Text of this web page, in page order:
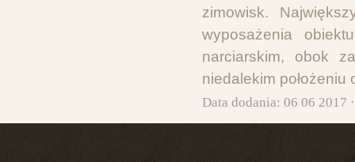
zimowisk.
wyposażenia
narciarskim, obok
niedalekim
Data dodania: 06 06 2017